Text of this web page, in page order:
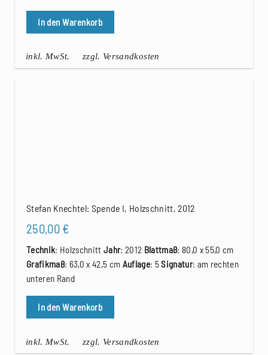
In den Warenkorb
inkl. MwSt. zzgl. Versandkosten
Stefan Knechtel: Spende I, Holzschnitt, 2012
250,00 €
Technik: HolzschnittJahr: 2012 Blattmaß: 80,0 x 55,0 cm
Grafikmaß: 63,0 x 42,5 cm Auflage: 5Signatur: am rechten
unteren Rand
In den Warenkorb
inkl. MwSt. zzgl. Versandkosten